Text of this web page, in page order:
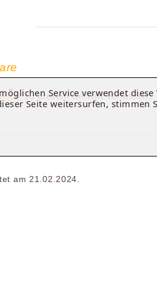
zu diesem Bericht verfassen.
am 21.02.2024.
Service verwendet diese
Seite weitersurfen, stimmen